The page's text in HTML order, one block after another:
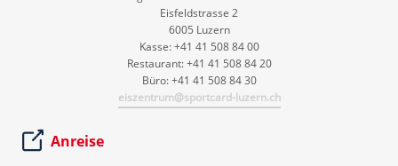
Eisfeldstrasse 2
6005 Luzern
Kasse: +41 41 508 84 00
Restaurant: +41 41 508 84 20
Büro: +41 41 508 84 30
eiszentrum@sportcard-luzern.ch
Anreise